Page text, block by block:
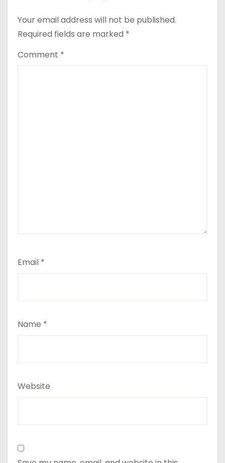
Your email address will not be published.
Required fields are marked *
Comment *
Email *
Name *
Website